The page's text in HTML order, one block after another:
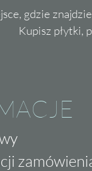
gdzie
Kupisz płytki,